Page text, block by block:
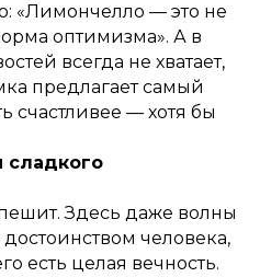
«Лимончелло — это не
оптимизма». А в
всегда не хватает,
предлагает самый
счастливее — хотя бы
Здесь даже волны
человека,
есть целая вечность.